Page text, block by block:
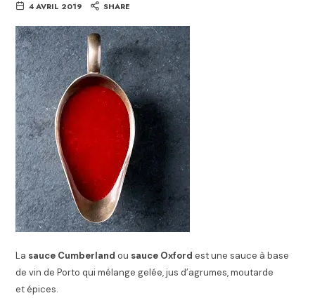
4 AVRIL 2019 SHARE
La sauce Cumberland ou sauce Oxford est une sauce à base
de vin de Porto qui mélange gelée, jus d’agrumes, moutarde
et épices.